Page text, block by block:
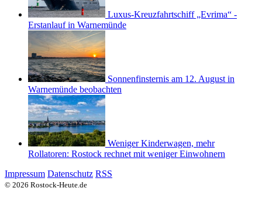
Luxus-Kreuzfahrtschiff „Evrima“ -
Erstanlauf in Warnemünde
Sonnenfinsternis am 12. August in
Warnemünde beobachten
Weniger Kinderwagen, mehr
Rollatoren: Rostock rechnet mit weniger Einwohnern
Impressum Datenschutz RSS
© 2026 Rostock-Heute.de